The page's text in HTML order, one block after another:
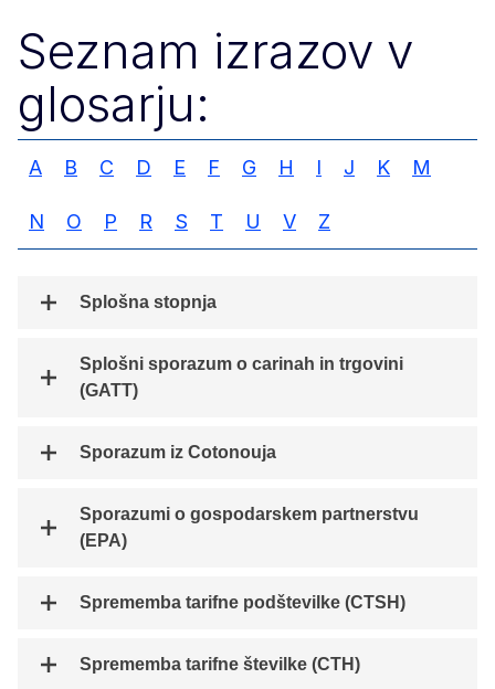
Seznam izrazov v
glosarju:
A B C D E F G H I J K M
N O P R S T U V Z
Splošna stopnja
Splošni sporazum o carinah in trgovini
(GATT)
Sporazum iz Cotonouja
Sporazumi o gospodarskem partnerstvu
(EPA)
Sprememba tarifne podštevilke (CTSH)
Sprememba tarifne številke (CTH)